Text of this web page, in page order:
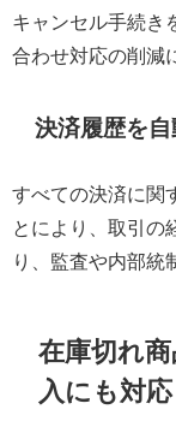
キャンセル手続き
合わせ対応の削減
決済履歴を
すべての決済に関
とにより、取引の
り、監査や内部統
在庫切れ
入にも対応